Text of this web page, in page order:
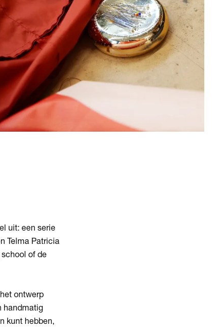
uit: een serie
Telma Patricia
of de
ontwerp
handmatig
kunt hebben,